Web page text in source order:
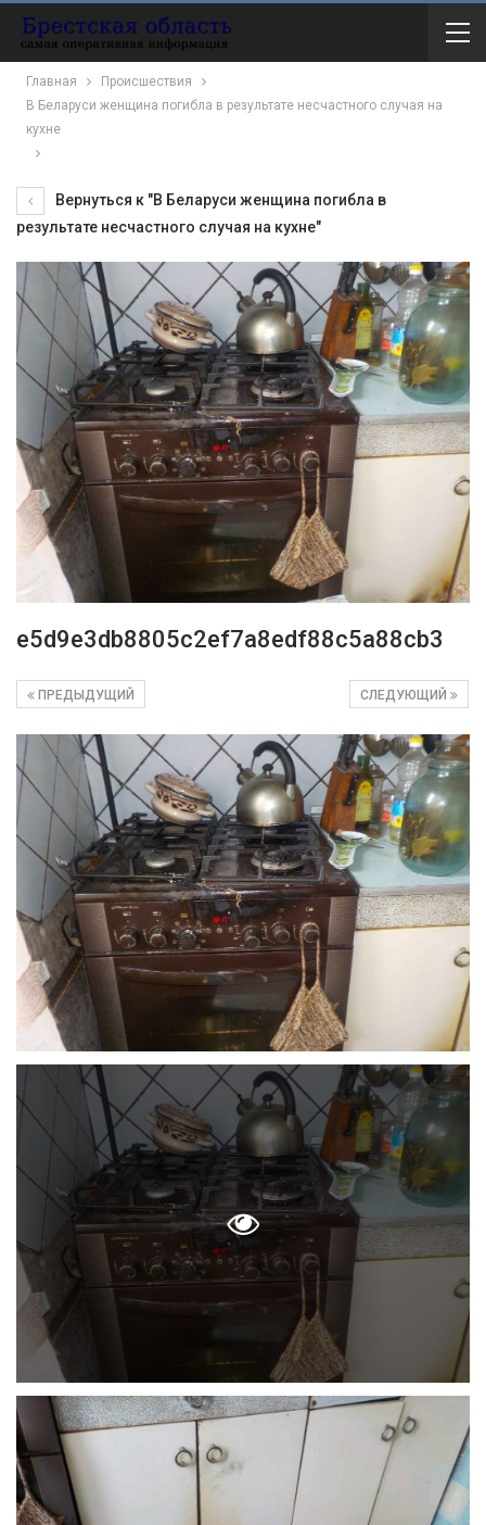
Главная
Происшествия
В Беларуси женщина погибла в результате несчастного случая на
кухне
Вернуться к "В Беларуси женщина погибла в
результате несчастного случая на кухне"
e5d9e3db8805c2ef7a8edf88c5a88cb3
СЛЕДУЮЩИЙ
ПРЕДЫДУЩИЙ